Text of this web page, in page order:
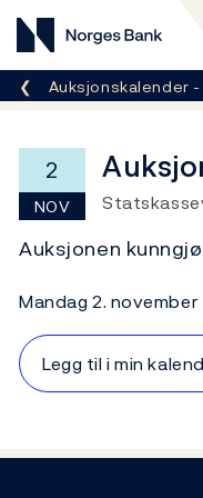
Norges Bank
Her er du nå:
Auksjonskalender
2
NOV
Auksjonen
mandag 2.
Legg til i min